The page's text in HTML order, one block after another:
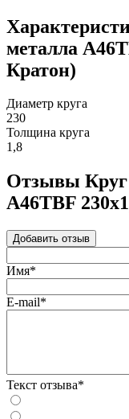
металла
Кратон)
Диаметр круга
230
Толщина круга
1,8
Отзывы Круг
A46TBF
Добавить отзыв
Имя*
E-mail*
Текст отзыва*